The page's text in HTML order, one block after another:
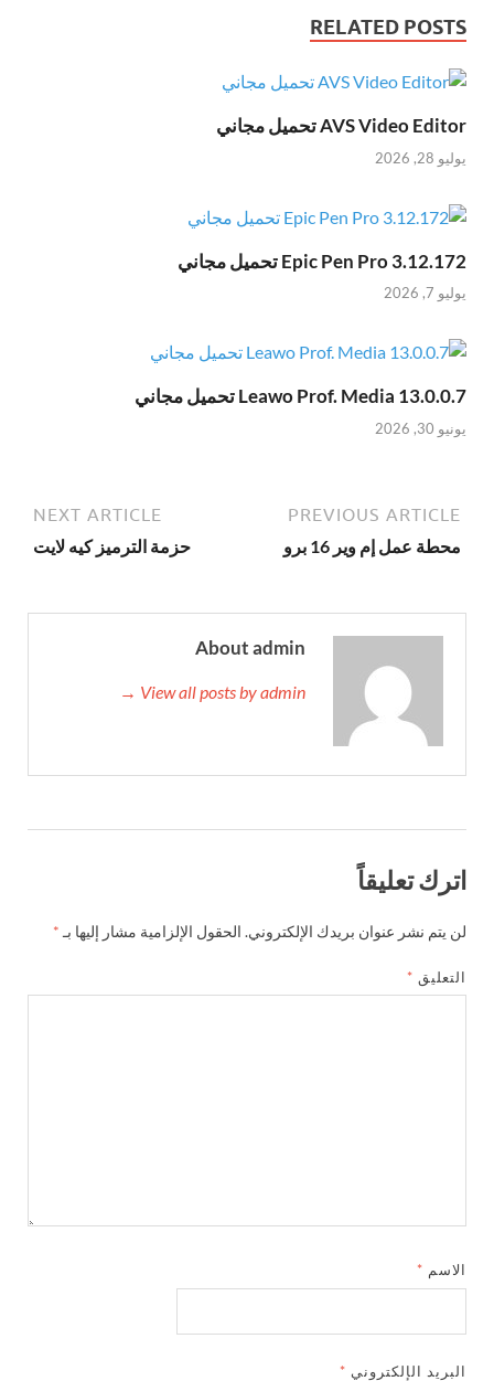
RELATED POSTS
AVS Video Editor تحميل مجاني
يوليو 28, 2026
Epic Pen Pro 3.12.172 تحميل مجاني
يوليو 7, 2026
Leawo Prof. Media 13.0.0.7 تحميل مجاني
يونيو 30, 2026
PREVIOUS ARTICLE
محطة عمل إم وير 16 برو
NEXT ARTICLE
حزمة الترميز كيه لايت
About admin
View all posts by admin →
اترك تعليقاً
لن يتم نشر عنوان بريدك الإلكتروني. الحقول الإلزامية مشار إليها بـ *
التعليق *
الاسم *
البريد الإلكتروني *